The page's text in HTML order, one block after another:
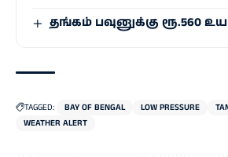
தங்கம் பவுனுக்கு ரூ.560
TAGGED: BAY OF BENGAL LOW PRESSURE
WEATHER ALERT